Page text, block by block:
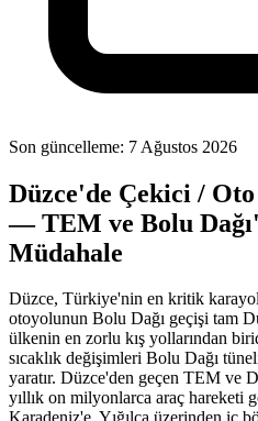
Son güncelleme: 7 Ağustos 2026
Düzce'de Çekici /
— TEM ve Bolu
Müdahale
Düzce, Türkiye'nin en kritik
otoyolunun Bolu Dağı geçişi tam
ülkenin en zorlu kış yollarından
sıcaklık değişimleri Bolu Dağı
yaratır. Düzce'den geçen TEM ve
yıllık on milyonlarca araç hareketi